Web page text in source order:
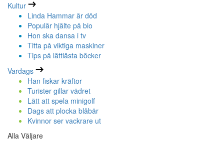
Kultur
Linda Hammar är död
Populär hjälte på bio
Hon ska dansa i tv
Titta på viktiga maskiner
Tips på lättlästa böcker
Vardags
Han fiskar kräftor
Turister gillar vädret
Lätt att spela minigolf
Dags att plocka blåbär
Kvinnor ser vackrare ut
Alla Väljare